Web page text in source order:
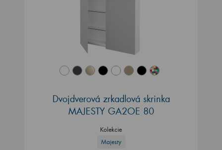
Dvojdverová zrkadlová skrinka
MAJESTY GA2OE 80
Kolekcie
Majesty